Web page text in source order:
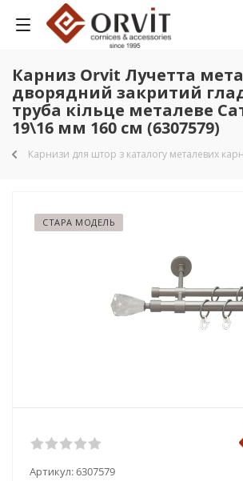
Карниз Orvit Лучетта
дворядний закритий
труба кільце металеве
19\16 мм 160 см (6307579)
Карнизи для штор з каталогу металевих
СТАРА МОДЕЛЬ
Артикул:6307579